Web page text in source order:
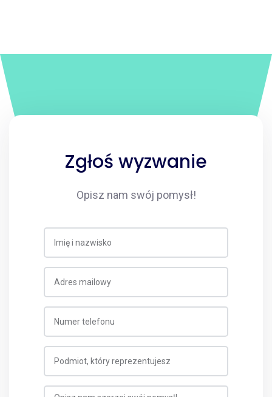
Zgłoś wyzwanie
Opisz nam swój pomysł!